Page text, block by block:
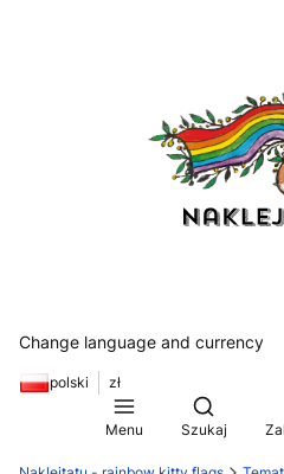
Change language and currency
polski zł
Menu
Otwórz
Szukaj